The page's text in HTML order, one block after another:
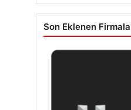
Son Eklenen